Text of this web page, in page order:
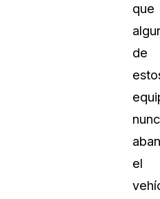
que
de
el